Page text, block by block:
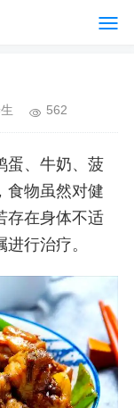
562
蛋、牛奶、菠
食物虽然对健
存在身体不适
行治疗。